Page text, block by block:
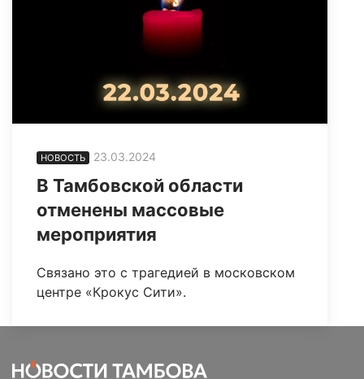
НОВОСТЬ 23.03.2024
В Тамбовской области
отменены массовые
мероприятия
Связано это с трагедией в московском
центре «Крокус Сити».